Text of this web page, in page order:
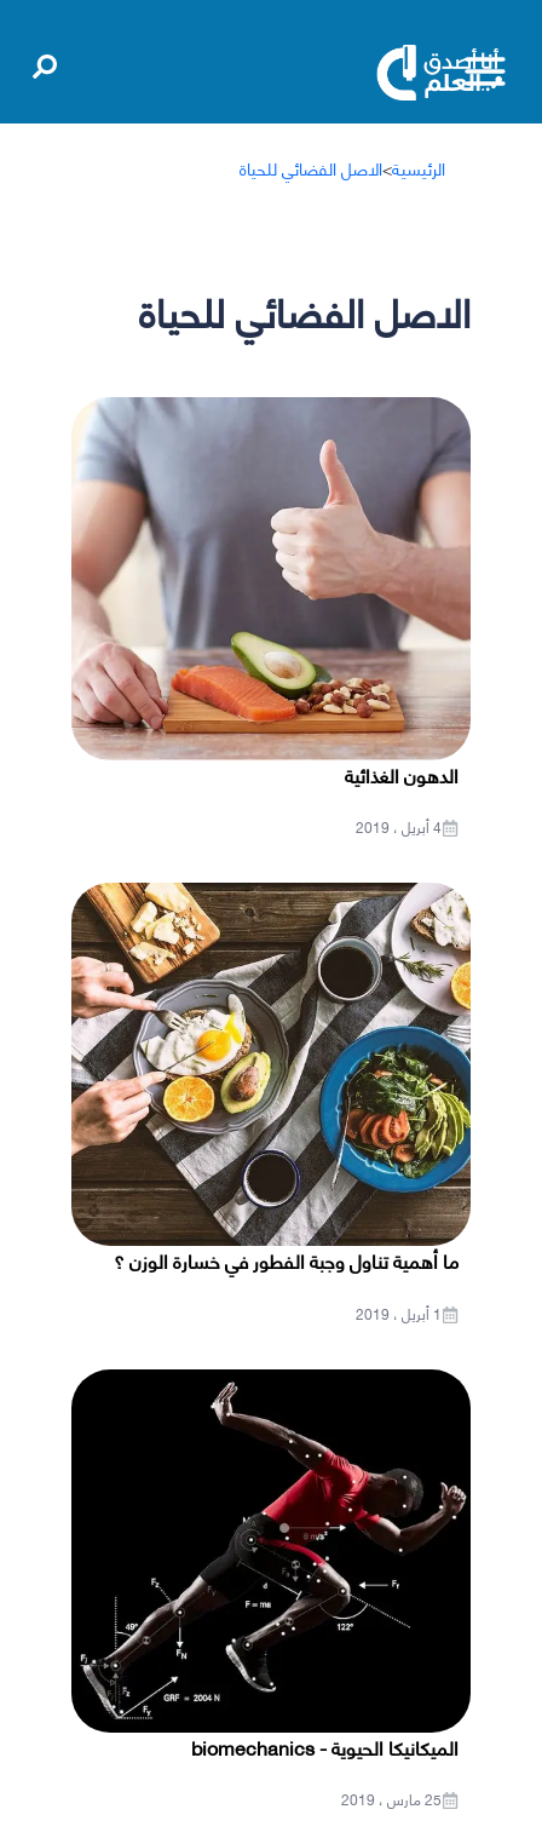
الرئيسية>الاصل الفضائي للحياة
الاصل الفضائي للحياة
الدهون الغذائية
4 أبريل ، 2019
ما أهمية تناول وجبة الفطور في خسارة الوزن ؟
1 أبريل ، 2019
الميكانيكا الحيوية - biomechanics
25 مارس ، 2019